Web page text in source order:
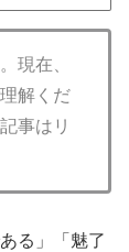
現在、
解くだ
事はリ
る」「魅了